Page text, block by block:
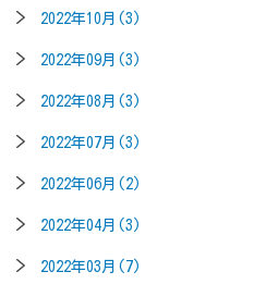
2022年10月(3)
2022年09月(3)
2022年08月(3)
2022年07月(3)
2022年06月(2)
2022年04月(3)
2022年03月(7)